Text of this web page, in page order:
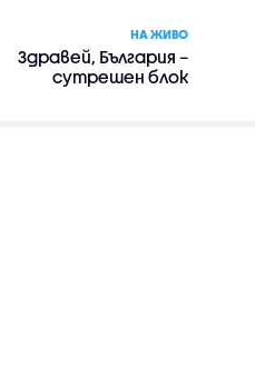
НА ЖИВО
Здравей, България –
сутрешен блок